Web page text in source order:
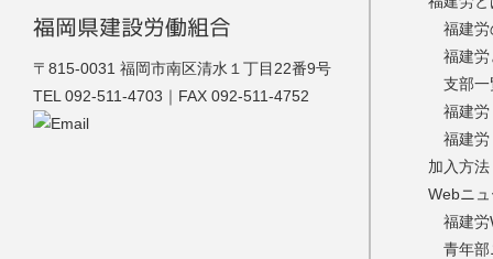
福建労
福岡県建設労働組合
〒815-0031 福岡市南区清水１丁目22番9号
TEL 092-511-4703｜FAX 092-511-4752
福建
福建労
支部一
福建
福建
加入方法
Webニ
福建
青年